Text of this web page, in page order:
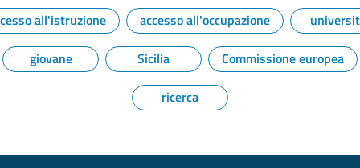
all'istruzione
accesso all'occupazione
giovane
Sicilia
Commissione europea
ricerca